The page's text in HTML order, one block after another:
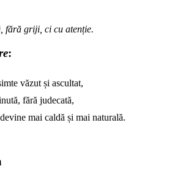
fără griji, ci cu atenție.
:
văzut și ascultat,
fără judecată,
mai caldă și mai naturală.